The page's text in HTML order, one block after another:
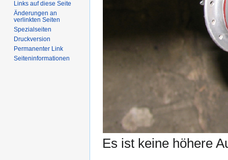
Es ist keine höhere
Links auf diese Seite
Änderungen an
verlinkten Seiten
Spezialseiten
Druckversion
Permanenter Link
Seiten­informationen